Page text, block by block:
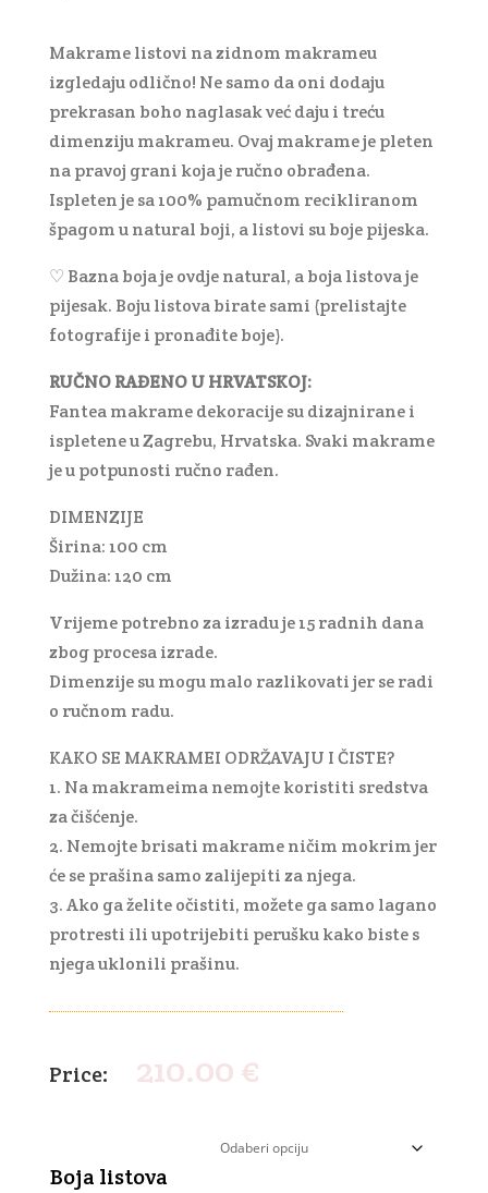
Makrame listovi na zidnom makrameu
izgledaju odlično! Ne samo da oni dodaju
prekrasan boho naglasak već daju i treću
dimenziju makrameu. Ovaj makrame je pleten
na pravoj grani koja je ručno obrađena.
Ispleten je sa 100% pamučnom recikliranom
špagom u natural boji, a listovi su boje pijeska.
♡ Bazna boja je ovdje natural, a boja listova je
pijesak. Boju listova birate sami (prelistajte
fotografije i pronađite boje).
RUČNO RAĐENO U HRVATSKOJ:
Fantea makrame dekoracije su dizajnirane i
ispletene u Zagrebu, Hrvatska. Svaki makrame
je u potpunosti ručno rađen.
DIMENZIJE
Širina: 100 cm
Dužina: 120 cm
Vrijeme potrebno za izradu je 15 radnih dana
zbog procesa izrade.
Dimenzije su mogu malo razlikovati jer se radi
o ručnom radu.
KAKO SE MAKRAMEI ODRŽAVAJU I ČISTE?
1. Na makrameima nemojte koristiti sredstva
za čišćenje.
2. Nemojte brisati makrame ničim mokrim jer
će se prašina samo zalijepiti za njega.
3. Ako ga želite očistiti, možete ga samo lagano
protresti ili upotrijebiti perušku kako biste s
njega uklonili prašinu.
210.00€
Boja listova